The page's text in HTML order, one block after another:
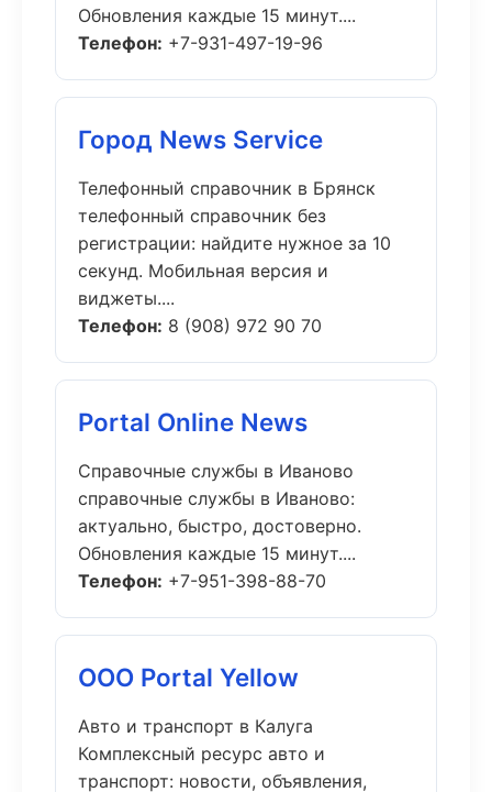
Обновления каждые 15 минут....
Телефон: +7-931-497-19-96
Город News Service
Телефонный справочник в Брянск
телефонный справочник без
регистрации: найдите нужное за 10
секунд. Мобильная версия и
виджеты....
Телефон: 8 (908) 972 90 70
Portal Online News
Справочные службы в Иваново
справочные службы в Иваново:
актуально, быстро, достоверно.
Обновления каждые 15 минут....
Телефон: +7-951-398-88-70
ООО Portal Yellow
Авто и транспорт в Калуга
Комплексный ресурс авто и
транспорт: новости, объявления,